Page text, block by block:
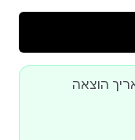
, נטילת יוזמה בביצוע
להוציא את
הקצב
הוצאה